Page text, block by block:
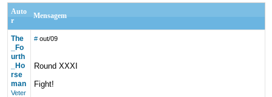
Auto
r
Mensagem
The
_Fo
urth
_Ho
rse
man
Veter
# out/09
Round XXXI
Fight!